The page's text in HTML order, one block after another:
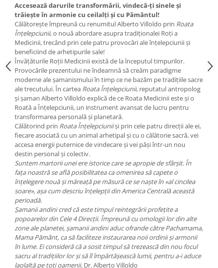
Viaţa de după moarte
Cristale
Supă de pui pentru suflet
Yoga
Oracol
Spiritualitate şi ştiinţă
Fără categorie
Cunoaștere
Accesează darurile transformării, vindecă-ți sinele și
trăiește în armonie cu ceilalți și cu Pământul!
Călătorește împreună cu renumitul Alberto Villoldo prin Roata
Înțelepciunii, o nouă abordare asupra tradiționalei Roți a
Medicinii, trecând prin cele patru provocări ale înțelepciunii și
beneficiind de arhetipurile sale!
Învățăturile Roții Medicinii există de la începutul timpurilor.
Provocările prezentului ne îndeamnă să creăm paradigme
moderne ale șamanismului în timp ce ne bazăm pe tradițiile sacre
ale trecutului. În cartea Roata Înțelepciunii, reputatul antropolog
și șaman Alberto Villoldo explică de ce Roata Medicinii este și o
Roată a Înțelepciunii, un instrument avansat de lucru pentru
transformarea personală și planetară.
Călătorind prin Roata Înțelepciuniiși prin cele patru direcții ale ei,
fiecare asociată cu un animal arhetipal și cu o călătorie sacră, vei
accesa energii puternice de vindecare și vei păși într-un nou
destin personal și colectiv.
Suntem martorii unei ere istorice care se apropie de sfârșit. În
fața noastră se află posibilitatea ca omenirea să capete o
înțelegere nouă și măreață pe măsură ce se naște în «al cincilea
soare», așa cum descriu înțelepții din America Centrală această
perioadă.
Șamanii andini cred că este timpul reintegrării profețite a
popoarelor din Cele 4 Direcții. Împreună cu omologii lor din alte
zone ale planetei, șamanii andini aduc ofrande către Pachamama,
Mama Pământ, ca să faciliteze instaurarea noii ordinii și armonii
în lume. Ei consideră că a sosit timpul să trezească din nou focul
sacru al tradițiilor lor și să îl împărtășească lumii, pentru a-i aduce
laolaltă pe toți oamenii. Dr. Alberto Villoldo